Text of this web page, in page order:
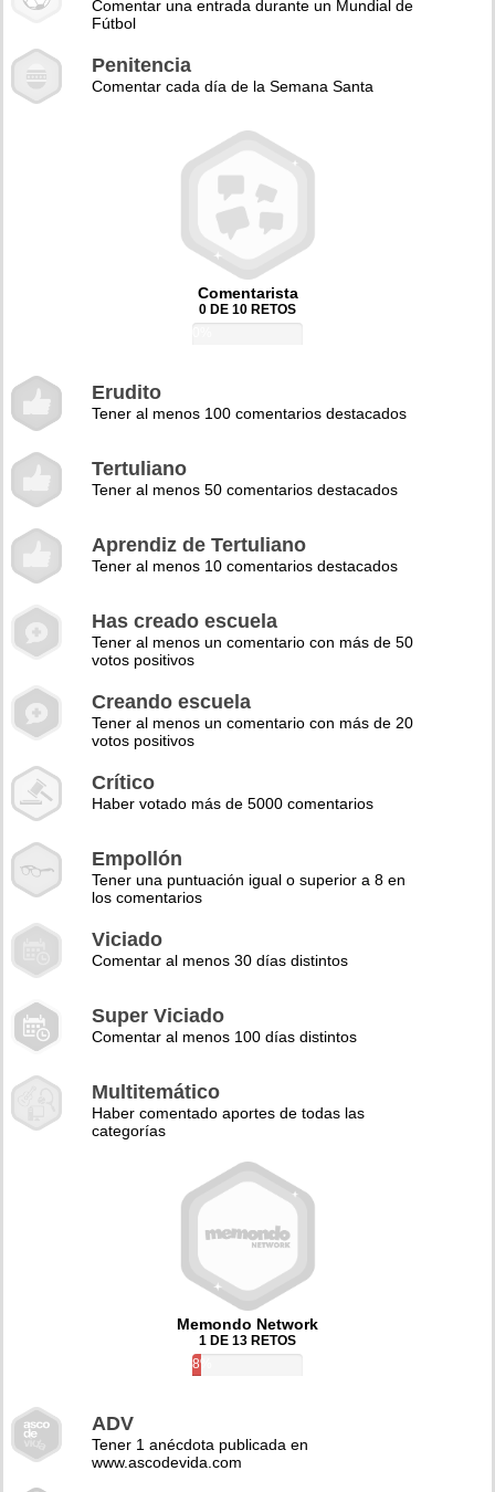
Comentar una entrada durante un Mundial de
Fútbol
Penitencia
Comentar cada día de la Semana Santa
Comentarista
0 DE 10 RETOS
Erudito
Tener al menos 100 comentarios destacados
Tertuliano
Tener al menos 50 comentarios destacados
Aprendiz de Tertuliano
Tener al menos 10 comentarios destacados
Has creado escuela
Tener al menos un comentario con más de 50
votos positivos
Creando escuela
Tener al menos un comentario con más de 20
votos positivos
Crítico
Haber votado más de 5000 comentarios
Empollón
Tener una puntuación igual o superior a 8 en
los comentarios
Viciado
Comentar al menos 30 días distintos
Super Viciado
Comentar al menos 100 días distintos
Multitemático
Haber comentado aportes de todas las
categorías
Memondo Network
1 DE 13 RETOS
8%
ADV
Tener 1 anécdota publicada en
www.ascodevida.com